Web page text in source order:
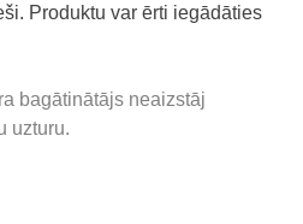
Produktu var ērti iegādāties
bagātinātājs neaizstāj
uzturu.